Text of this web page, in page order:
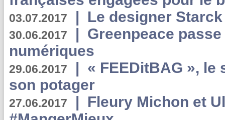
03.07.2017 | Le designer
30.06.2017 | Greenpeace
numériques
29.06.2017 | « FEEDitBAG », le
son potager
27.06.2017 | Fleury Michon et